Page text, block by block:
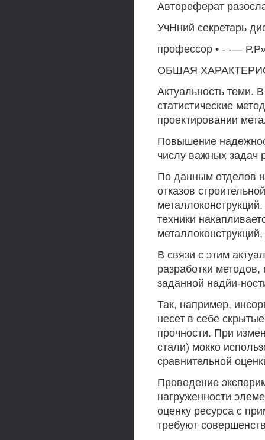
Автореферат
УчНний секретарь
профессор • - -—
ОБШАЯ
Актуальность теми.
статистические
проектировании
Повышение
числу важных задач
По данным отделов
отказов
техники
В связи с этим
разработки
заданной надйи-
Так, например,
несет в себе
прочности. При
стали) мокко
сравнительной
Проведение
нагруженности
оценку ресурса с
требуют